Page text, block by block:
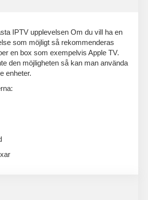
IPTV upplevelsen Om du vill ha en
som möjligt så rekommenderas
en box som exempelvis Apple TV.
den möjligheten så kan man använda
enheter.